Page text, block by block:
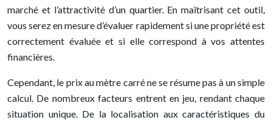
marché et l’attractivité d’un quartier. En maîtrisant cet outil,
vous serez en mesure d’évaluer rapidement si une propriété est
correctement évaluée et si elle correspond à vos attentes
financières.
Cependant, le prix au mètre carré ne se résume pas à un simple
calcul. De nombreux facteurs entrent en jeu, rendant chaque
situation unique. De la localisation aux caractéristiques du